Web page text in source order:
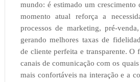
mundo: é estimado um crescimento
momento atual reforça a
processos de marketing, pré-
gerando melhores taxas de
de cliente perfeita e transparente. O
canais de comunicação com os
mais confortáveis na interação e a